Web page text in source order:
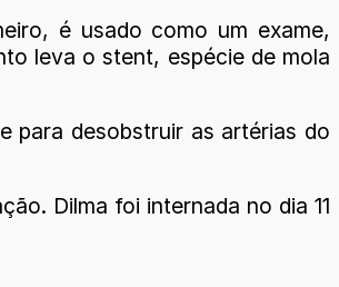
é usado como um exame,
leva o stent, espécie de mola
para desobstruir as artérias do
Dilma foi internada no dia 11